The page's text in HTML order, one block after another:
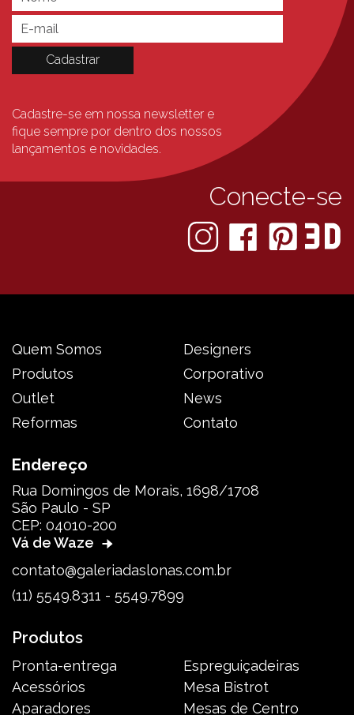
Cadastre-se em nossa newsletter e
fique sempre por dentro dos nossos
lançamentos e novidades.
Conecte-se
Quem Somos
Produtos
Outlet
Reformas
Designers
Corporativo
News
Contato
Endereço
Rua Domingos de Morais, 1698/1708
São Paulo - SP
CEP: 04010-200
Vá de Waze
contato@galeriadaslonas.com.br
(11) 5549.8311 - 5549.7899
Produtos
Pronta-entrega
Acessórios
Aparadores
Espreguiçadeiras
Mesa Bistrot
Mesas de Centro